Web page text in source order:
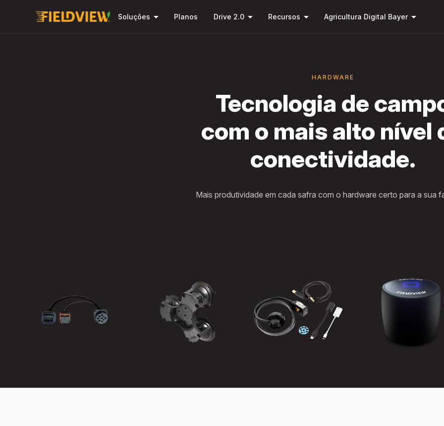
para o
Soluções arrow_drop_down Planos Drive 2.0 arrow_drop_down Recursos arrow_drop_down Agricultura Digital Bayerarrow_drop_down
HARDWARE
Tecnologia de
com o mais alto nível
conectividade.
Mais produtividade em cada safra com o hardware certo para a sua